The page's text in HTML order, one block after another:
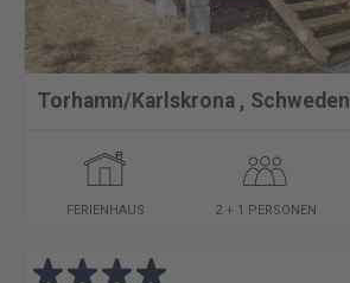
Torhamn/Karlskrona , Schweden
FERIENHAUS 2 + 1 PERSONEN